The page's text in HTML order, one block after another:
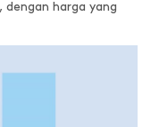
dengan harga yang